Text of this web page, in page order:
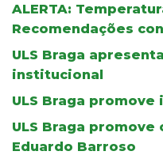
ALERTA:
Recomendações
ULS Braga
institucional
ULS Braga
ULS Braga
Eduardo Barroso